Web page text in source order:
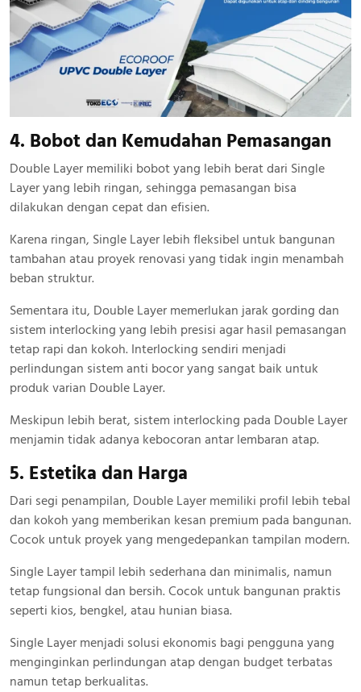
4. Bobot dan Kemudahan Pemasangan
Double Layer memiliki bobot yang lebih berat dari Single
Layer yang lebih ringan, sehingga pemasangan bisa
dilakukan dengan cepat dan efisien.
Karena ringan, Single Layer lebih fleksibel untuk bangunan
tambahan atau proyek renovasi yang tidak ingin menambah
beban struktur.
Sementara itu, Double Layer memerlukan jarak gording dan
sistem interlocking yang lebih presisi agar hasil pemasangan
tetap rapi dan kokoh. Interlocking sendiri menjadi
perlindungan sistem anti bocor yang sangat baik untuk
produk varian Double Layer.
Meskipun lebih berat, sistem interlocking pada Double Layer
menjamin tidak adanya kebocoran antar lembaran atap.
5. Estetika dan Harga
Dari segi penampilan, Double Layer memiliki profil lebih tebal
dan kokoh yang memberikan kesan premium pada bangunan.
Cocok untuk proyek yang mengedepankan tampilan modern.
Single Layer tampil lebih sederhana dan minimalis, namun
tetap fungsional dan bersih. Cocok untuk bangunan praktis
seperti kios, bengkel, atau hunian biasa.
Single Layer menjadi solusi ekonomis bagi pengguna yang
menginginkan perlindungan atap dengan budget terbatas
namun tetap berkualitas.